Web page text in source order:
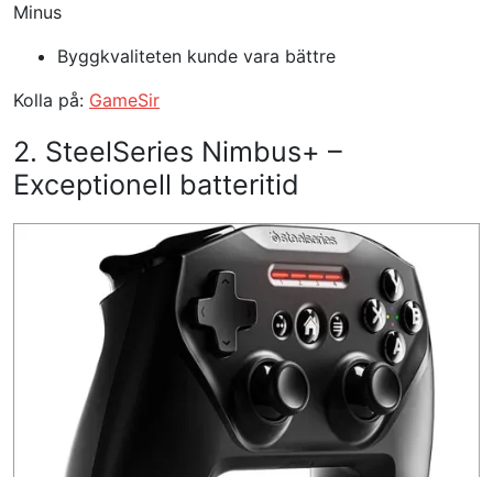
Minus
Byggkvaliteten kunde vara bättre
Kolla på: GameSir
2. SteelSeries Nimbus+ –
Exceptionell batteritid